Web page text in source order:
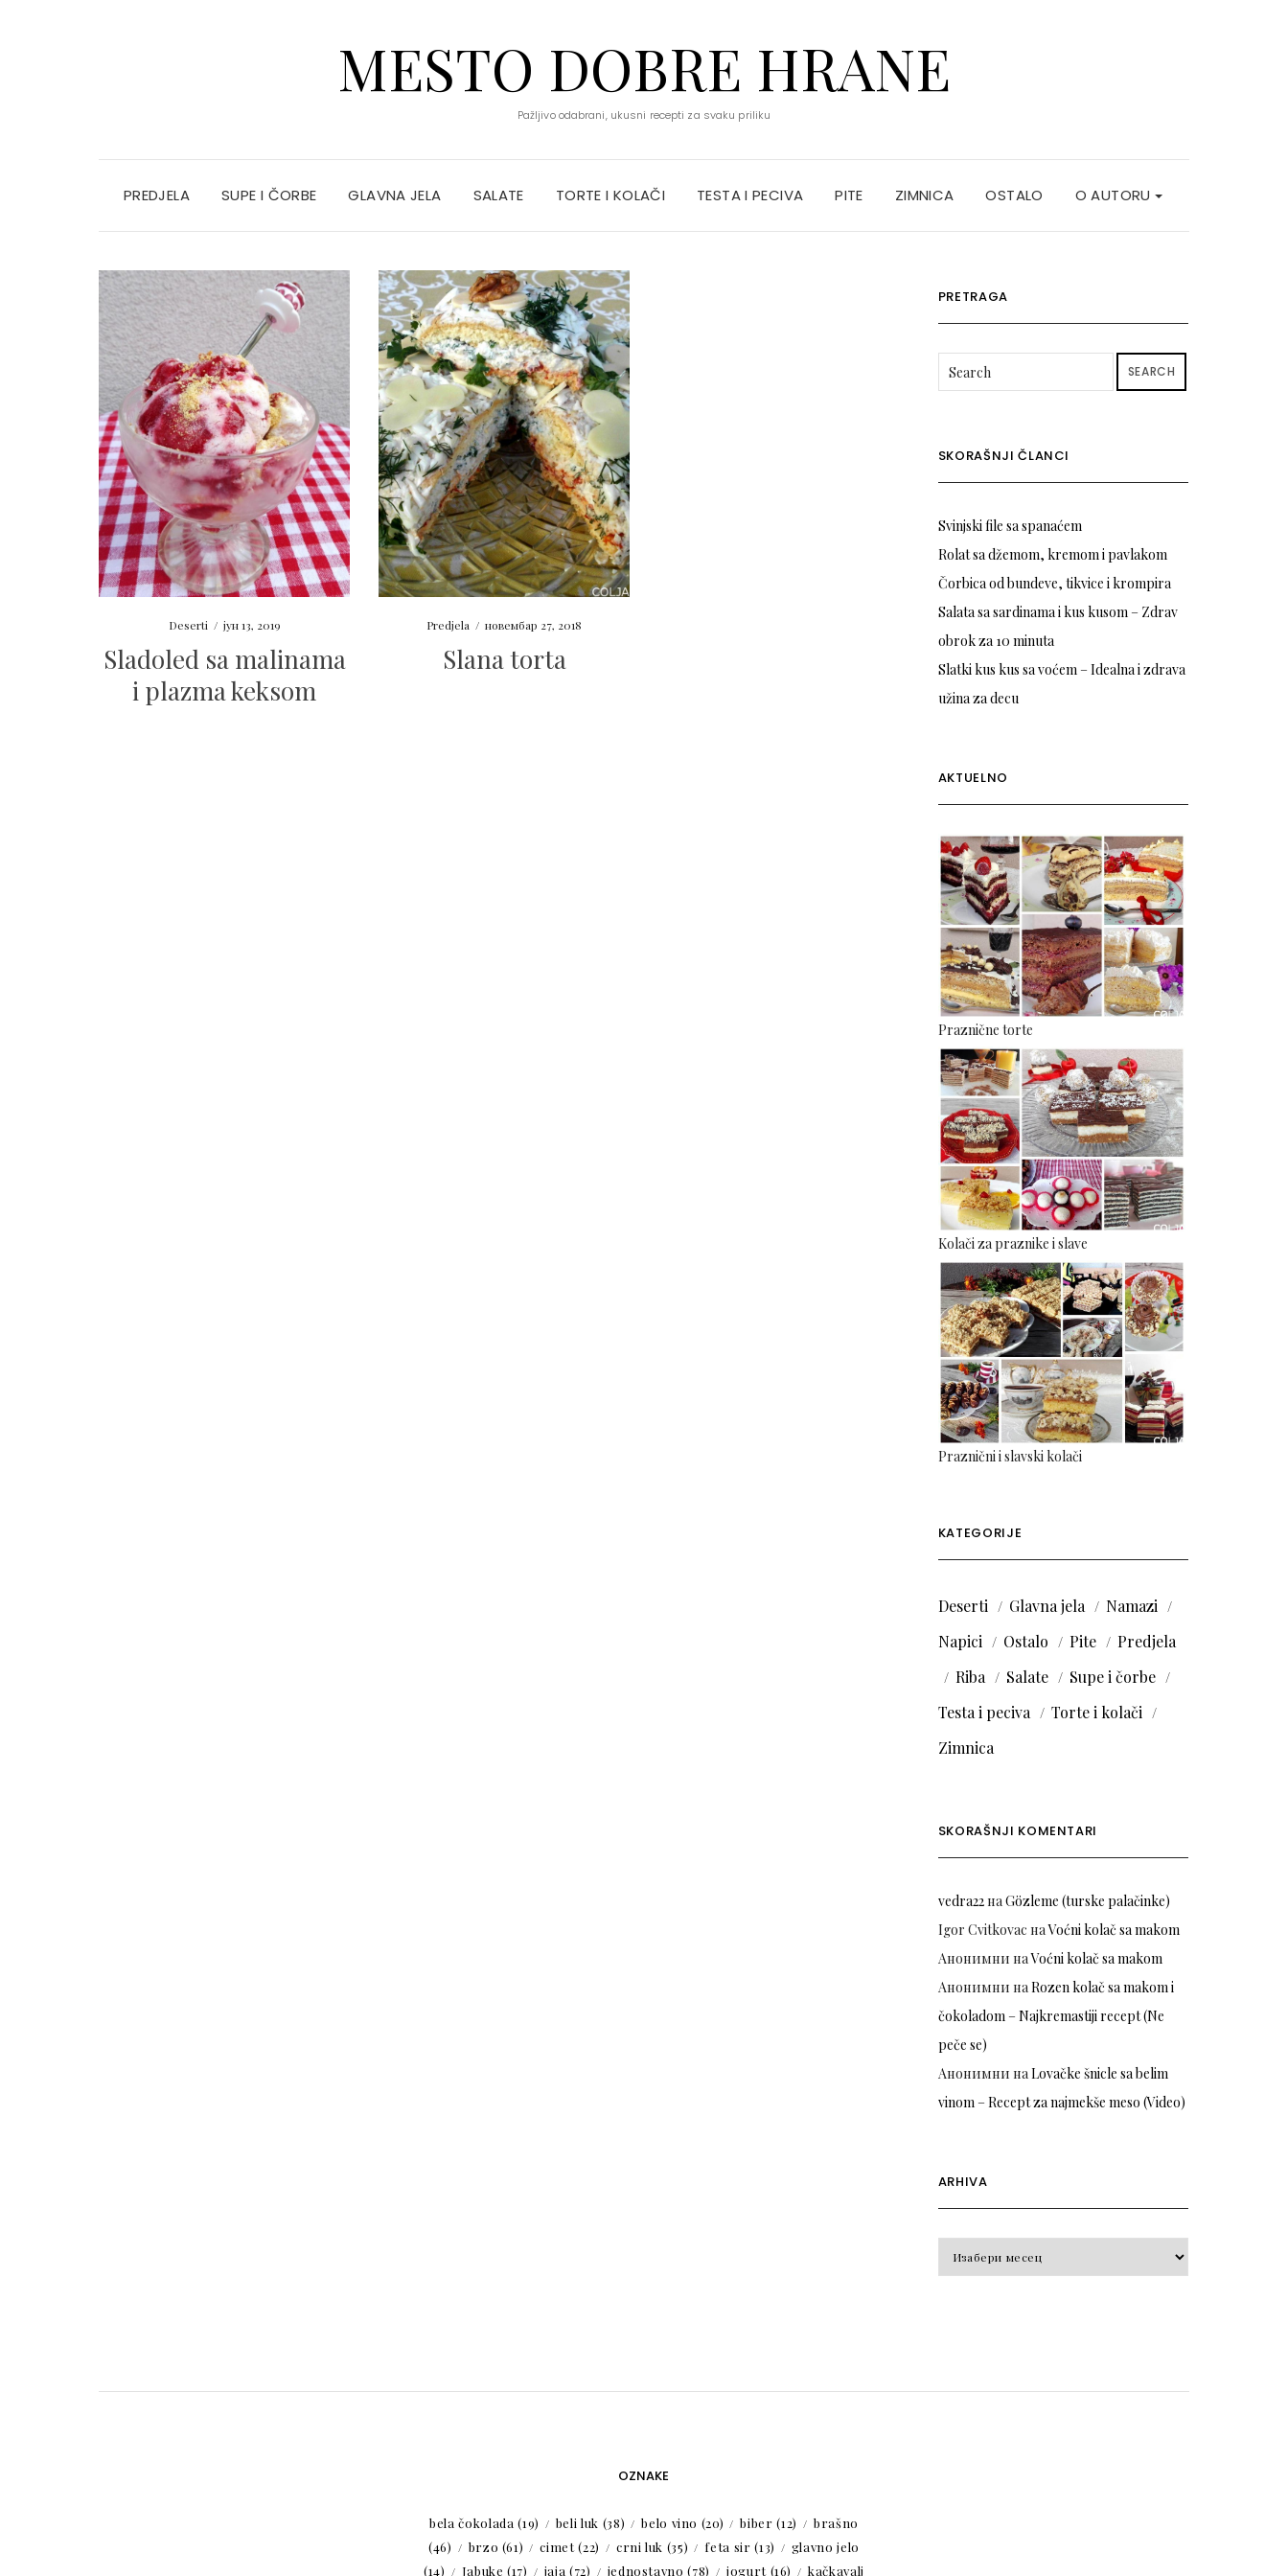
MESTO DOBRE HRANE
Pažljivo odabrani, ukusni recepti za svaku priliku
PREDJELA SUPE I ČORBE GLAVNA JELA SALATE TORTE I KOLAČI TESTA I PECIVA PITE ZIMNICA OSTALO O AUTORU
Deserti / јун 13, 2019
Sladoled sa malinama
i plazma keksom
Predjela / новембар 27, 2018
Slana torta
PRETRAGA
SEARCH
SKORAŠNJI ČLANCI
Svinjski file sa spanaćem
Rolat sa džemom, kremom i pavlakom
Čorbica od bundeve, tikvice i krompira
Salata sa sardinama i kus kusom – Zdrav
obrok za 10 minuta
Slatki kus kus sa voćem – Idealna i zdrava
užina za decu
AKTUELNO
Praznične torte
Kolači za praznike i slave
Praznični i slavski kolači
KATEGORIJE
Deserti Glavna jela
Namazi
Napici
Ostalo Pite
Predjela
Riba
Salate
Supe i čorbe
Testa i peciva
Torte i kolači
Zimnica
SKORAŠNJI KOMENTARI
vedra22наGözleme (turske palačinke)
Igor Cvitkovac наVoćni kolač sa makom
Анонимни наVoćni kolač sa makom
Анонимни наRozen kolač sa makom i
čokoladom – Najkremastiji recept (Ne
peče se)
Анонимни наLovačke šnicle sa belim
vinom – Recept za najmekše meso (Video)
ARHIVA
OZNAKE
bela čokolada (19) beli luk (38) belo vino (20) biber (12)
brašno
(46)
brzo (61) cimet(22) crni luk (35) feta sir (13)
glavno jelo
(14)
Jabuke (17) jaja (72) jednostavno (78) jogurt(16) kačkavalj